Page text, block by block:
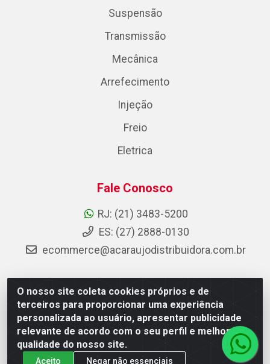
O nosso site coleta cookies próprios e de
terceiros para proporcionar uma experiência
personalizada ao usuário, apresentar publicidade
relevante de acordo com o seu perfil e melhorar a
qualidade do nosso site.
Aceito Negar não essenciais
Suspensão
Transmissão
Mecânica
Arrefecimento
Injeção
Freio
Eletrica
Fale Conosco
RJ: (21) 3483-5200
ES: (27) 2888-0130
ecommerce@acaraujodistribuidora.com.br
AC Araujo Distribuidora - Rua Carneiro de Campos, 42 -
São Cristóvão, Rio de Janeiro/RJ - CEP 20.920-410 -
CNPJ 08.744.753/0003-85